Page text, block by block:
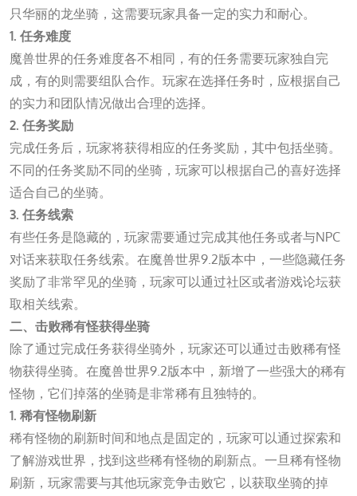
只华丽的龙坐骑，这需要玩家具备一定的实力和耐心。
1. 任务难度
魔兽世界的任务难度各不相同，有的任务需要玩家独自完
成，有的则需要组队合作。玩家在选择任务时，应根据自己
的实力和团队情况做出合理的选择。
2. 任务奖励
完成任务后，玩家将获得相应的任务奖励，其中包括坐骑。
不同的任务奖励不同的坐骑，玩家可以根据自己的喜好选择
适合自己的坐骑。
3. 任务线索
有些任务是隐藏的，玩家需要通过完成其他任务或者与NPC
对话来获取任务线索。在魔兽世界9.2版本中，一些隐藏任务
奖励了非常罕见的坐骑，玩家可以通过社区或者游戏论坛获
取相关线索。
二、击败稀有怪获得坐骑
除了通过完成任务获得坐骑外，玩家还可以通过击败稀有怪
物获得坐骑。在魔兽世界9.2版本中，新增了一些强大的稀有
怪物，它们掉落的坐骑是非常稀有且独特的。
1. 稀有怪物刷新
稀有怪物的刷新时间和地点是固定的，玩家可以通过探索和
了解游戏世界，找到这些稀有怪物的刷新点。一旦稀有怪物
刷新，玩家需要与其他玩家竞争击败它，以获取坐骑的掉